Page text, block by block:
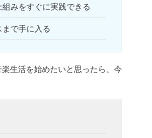
みをすぐに実践できる
で手に入る
生活を始めたいと思ったら、今